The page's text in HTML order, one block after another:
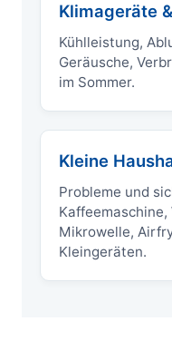
Klimageräte
Kühlleistung,
Geräusche,
im Sommer.
Kleine
Probleme und
Kaffeemaschine,
Mikrowelle,
Kleingeräten.